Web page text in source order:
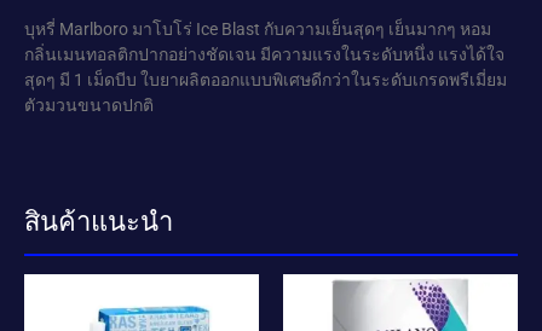
บุหรี่ Marlboro มาโบโร่ Ice Blast กับความเย็นสุดๆ เย็นมากๆ หอม
กลิ่นเมนทอลติกปากอย่างชัดเจน มีความแรงในระดับหนึ่ง แรงได้ใจ
สุดๆ มี 1 เม็ดบีบ ใบยาผลิตออกแบบพิเศษดีกว่าในระดับเกรดพรีเมี่ยม
ตัวมวนขนาดปกติ
สินค้าแนะนำ